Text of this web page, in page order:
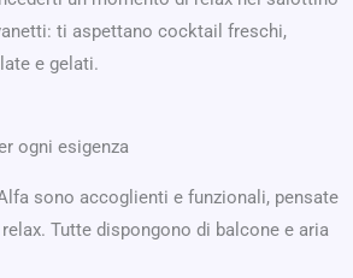
ti aspettano cocktail freschi,
e gelati.
ogni esigenza
sono accoglienti e funzionali, pensate
Tutte dispongono di balcone e aria